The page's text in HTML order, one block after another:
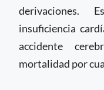
derivaciones.
insuficiencia
accidente
mortalidad por